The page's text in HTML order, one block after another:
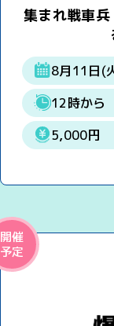
集まれ戦車
8月11日(
12時から
5,000円
開催
予定